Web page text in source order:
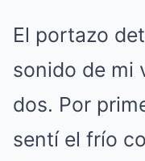
El portazo
sonido de mi
dos. Por
sentí el frío